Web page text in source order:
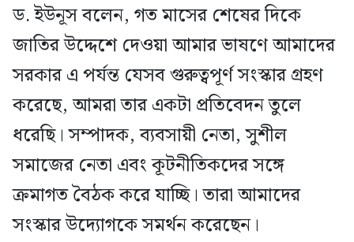
ড. ইউনূস বলেন, গত মাসের শেষের দিকে
জাতির উদ্দেশে দেওয়া আমার ভাষণে আমাদের
সরকার এ পর্যন্ত যেসব গুরুত্বপূর্ণ সংস্কার গ্রহণ
করেছে, আমরা তার একটা প্রতিবেদন তুলে
ধরেছি। সম্পাদক, ব্যবসায়ী নেতা, সুশীল
সমাজের নেতা এবং কূটনীতিকদের সঙ্গে
ক্রমাগত বৈঠক করে যাচ্ছি। তারা আমাদের
সংস্কার উদ্যোগকে সমর্থন করেছেন।